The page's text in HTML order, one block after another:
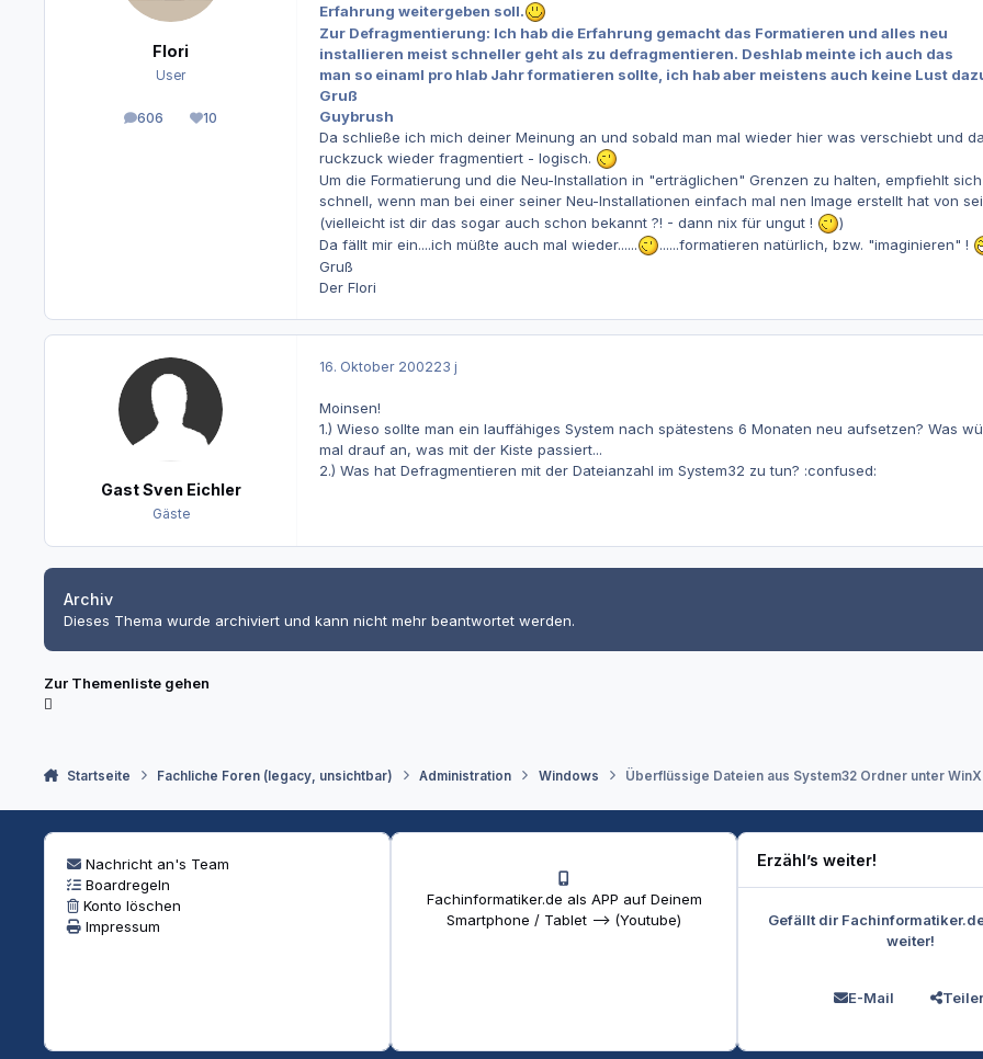
Flori
User
606
Beiträge 10
Reputation
Erfahrung weitergeben soll.
Zur Defragmentierung: Ich hab die Erfahrung gemacht das Formatieren und alles neu
installieren meist schneller geht als zu defragmentieren. Deshlab meinte ich auch das
man so einaml pro hlab Jahr formatieren sollte, ich hab aber meistens auch keine Lust
Gruß
Guybrush
Da schließe ich mich deiner Meinung an und sobald man mal wieder hier was verschiebt und
ruckzuck wieder fragmentiert - logisch.
Um die Formatierung und die Neu-Installation in "erträglichen" Grenzen zu halten, empfiehlt
schnell, wenn man bei einer seiner Neu-Installationen einfach mal nen Image erstellt hat von
(vielleicht ist dir das sogar auch schon bekannt ?! - dann nix für ungut !
)
Da fällt mir ein....ich müßte auch mal wieder......
......formatieren natürlich, bzw. "imaginieren" !
Gruß
Der Flori
Gast Sven Eichler
Gäste
16. Oktober 200223 j
Moinsen!
1.) Wieso sollte man ein lauffähiges System nach spätestens 6 Monaten neu aufsetzen? Was
mal drauf an, was mit der Kiste passiert...
2.) Was hat Defragmentieren mit der Dateianzahl im System32 zu tun? :confused:
Archiv
Dieses Thema wurde archiviert und kann nicht mehr beantwortet werden.
Zur Themenliste gehen
Startseite Fachliche Foren (legacy, unsichtbar) Administration Windows Überflüssige Dateien aus System32 Ordner unter
Nachricht an's Team
Boardregeln
Konto löschen
Impressum
Fachinformatiker.de als APP auf Deinem
Smartphone / Tablet --> (Youtube)
Erzähl’s weiter!
Gefällt dir
weiter!
E-Mail